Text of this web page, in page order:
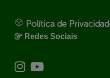
Política de
Redes Sociais